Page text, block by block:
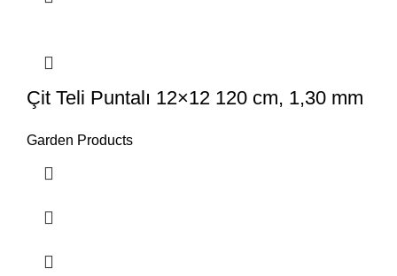
Çit Teli Puntalı 12×12 120 cm, 1,30 mm
Garden Products